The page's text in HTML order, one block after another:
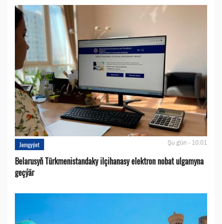
Jemgyýet Şu gün - 10:01
Belarusyň Türkmenistandaky ilçihanasy elektron nobat ulgamyna
geçýär